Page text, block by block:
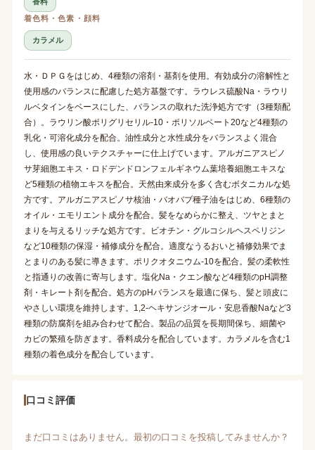
着色料・色素・顔料
カラメル
水・ＤＰＧをはじめ、4種類の溶剤・基剤を使用。有効成分の溶解性と
使用感のバランスに配慮した処方基盤です。ラウレス硫酸Na・ラウリ
ルベタインをベースにした、バランスの取れた洗浄処方です（3種類配
合）。ラウリン酸ポリグリセリル-10・ポリソルベート20など4種類の
乳化・可溶化成分を配合。油性成分と水性成分をバランスよく混合
し、使用感の良いテクスチャーに仕上げています。アルガニアスピノ
サ芽細胞エキス・ロドデンドロンフェルギネウム葉培養細胞エキスな
ど5種類の植物エキスを配合。天然由来成分を多く含むボタニカルな処
方です。アルガニアスピノサ核油・バオバブ種子油をはじめ、6種類の
オイル・エモリエント成分を配合。髪をなめらかに整え、ツヤとまと
まりを与えるリッチな処方です。ビオチン・グルコシルヘスペリジン
など10種類の保湿・補修成分を配合。適度なうるおいと補修効果でま
とまりのある髪に導きます。ポリクオタニウム-10を配合。髪の柔軟性
と指通りの改善に寄与します。塩化Na・クエン酸など4種類のpH調整
剤・キレート剤を配合。処方のpHバランスを最適に保ち、髪と頭皮に
やさしい環境を維持します。1,2-ヘキサンジオール・安息香酸Naなど3
種類の防腐剤を組み合わせて配合。製品の品質を長期間保ち、細菌や
カビの繁殖を防ぎます。香料成分を配合しています。カラメルを含む1
種類の着色成分を配合しています。
口コミ評価
まだ口コミはありません。最初の口コミを投稿してみませんか？